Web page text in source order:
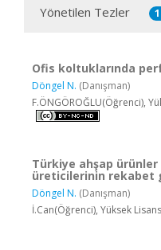
Yönetilen Tezler
Ofis koltuklarında
Döngel N. (Danışman)
F.ÖNGÖROĞLU(Öğrenci),
Türkiye ahşap
üreticilerinin rekabet
Döngel N. (Danışman)
İ.Can(Öğrenci), Yüksek